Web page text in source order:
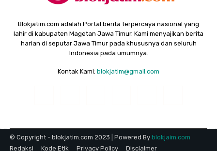
Blokjatim.com adalah Portal berita terpercaya nasional yang
lahir di kabupaten Magetan Jawa Timur. Kami menyajikan berita
harian di seputar Jawa Timur pada khususnya dan seluruh
Indonesia pada umumnya.
Kontak Kami: blokjatim@gmail.com
© Copyright - blokjatim.com 2023 | Powered By blokjaim.com
Redaksi
Kode Etik Privacy Policy Disclaimer